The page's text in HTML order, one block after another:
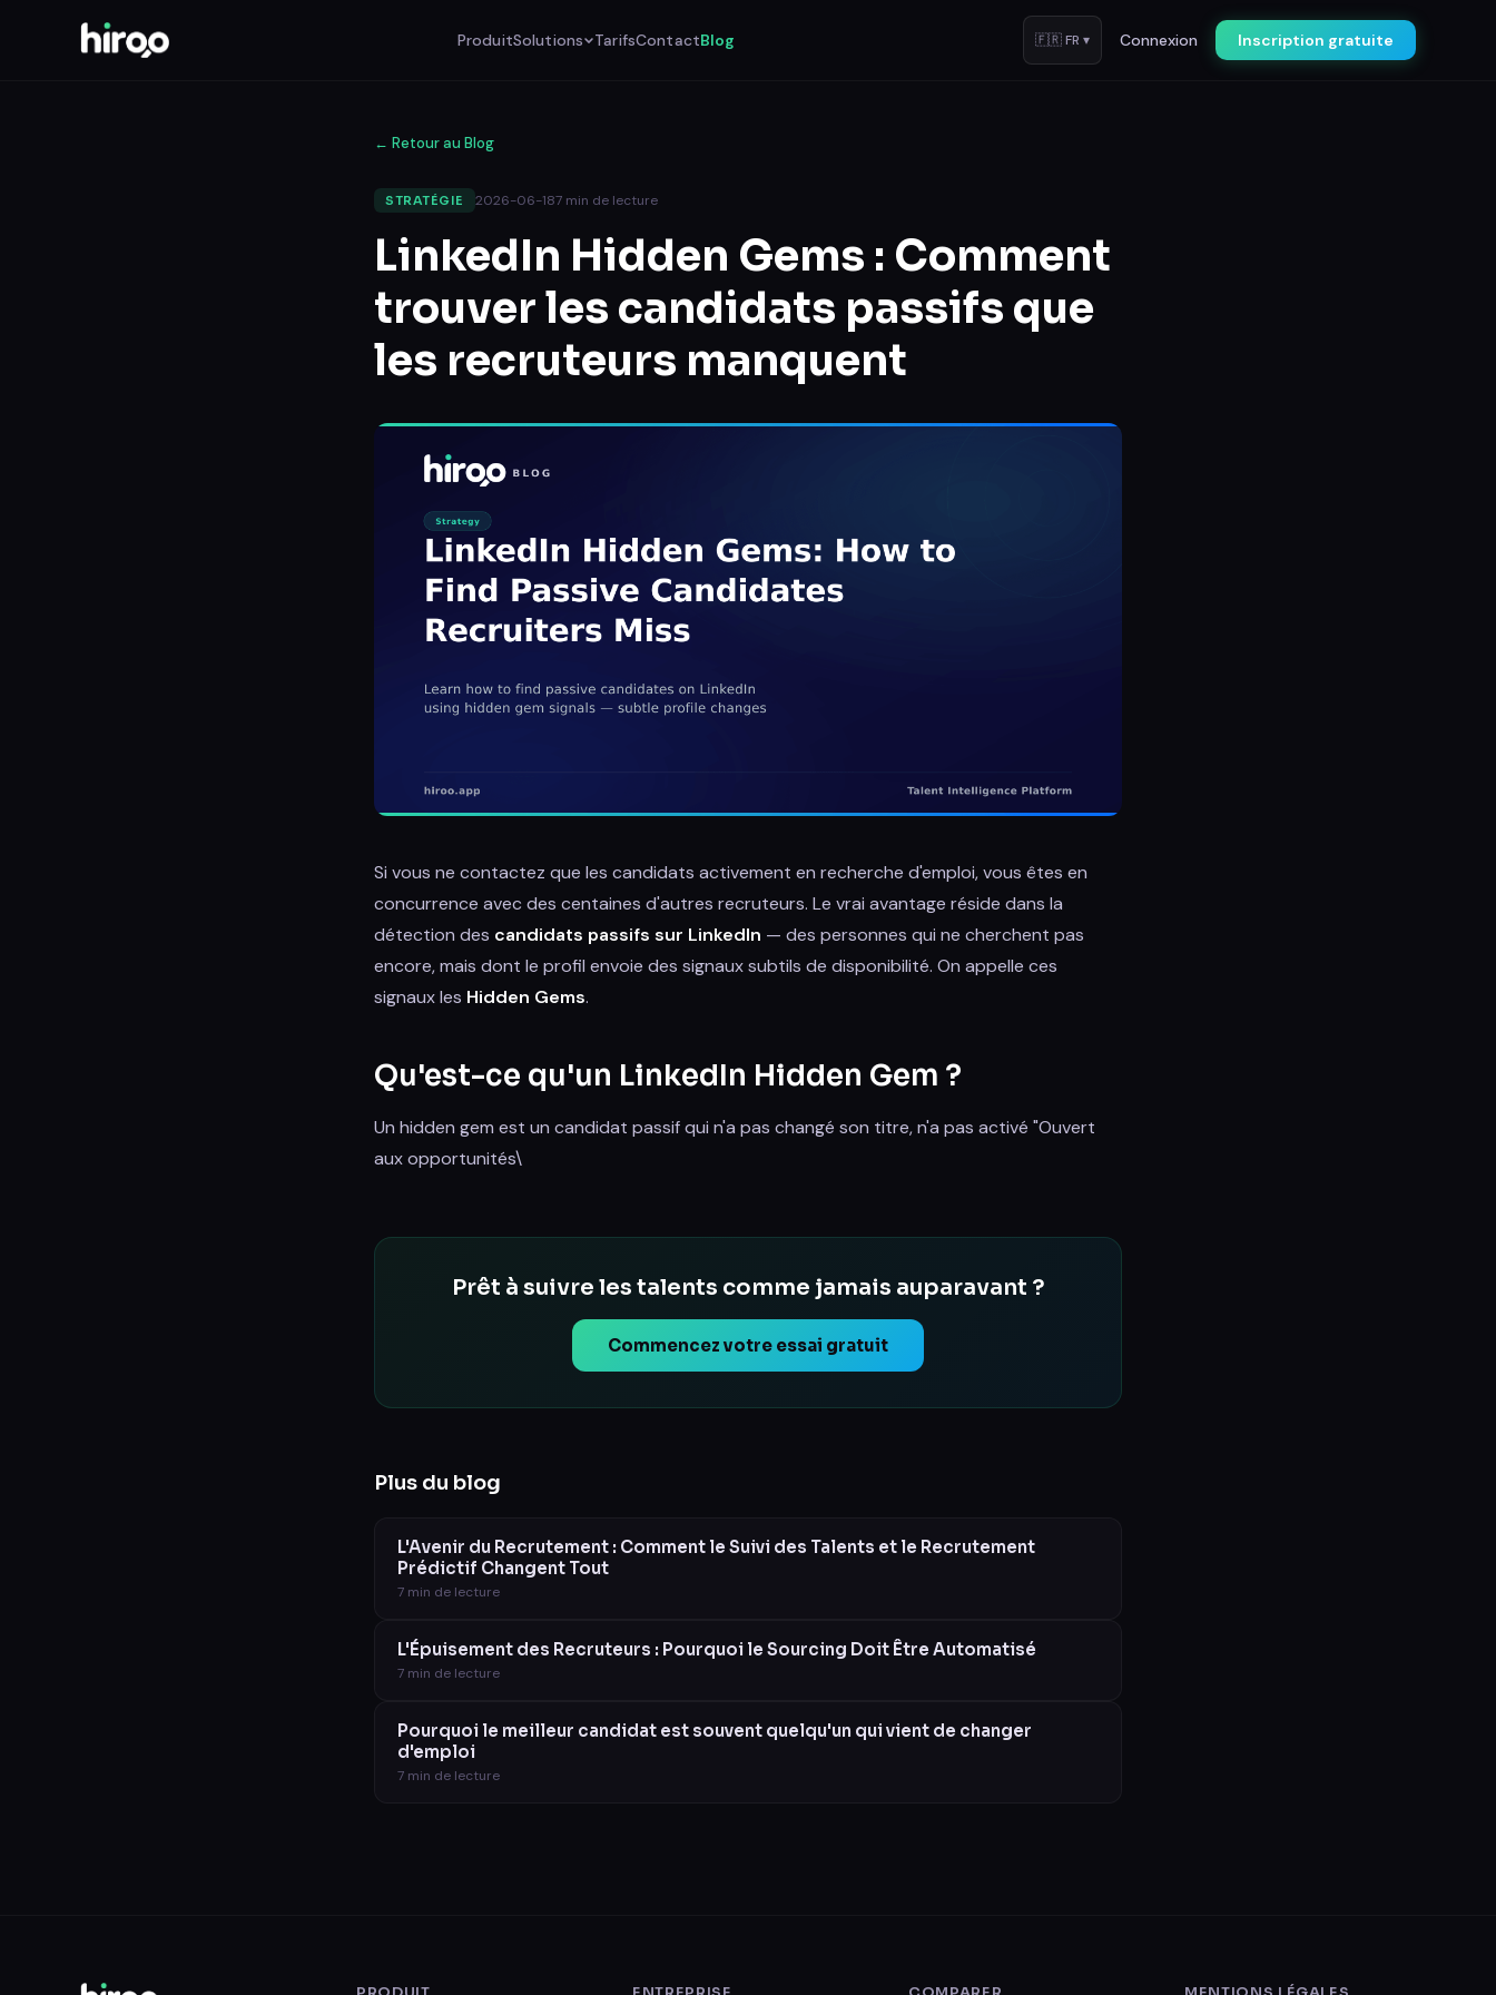
ProduitSolutions TarifsContactBlog 🇫🇷FR ▾ Connexion Inscription gratuite
← Retour au Blog
STRATÉGIE 2026-06-187 min de lecture
LinkedIn Hidden Gems : Comment
trouver les candidats passifs que
les recruteurs manquent
Si vous ne contactez que les candidats activement en recherche d'emploi, vous êtes en
concurrence avec des centaines d'autres recruteurs. Le vrai avantage réside dans la
détection des candidats passifs sur LinkedIn — des personnes qui ne cherchent pas
encore, mais dont le profil envoie des signaux subtils de disponibilité. On appelle ces
signaux les Hidden Gems.
Qu'est-ce qu'un LinkedIn Hidden Gem ?
Un hidden gem est un candidat passif qui n'a pas changé son titre, n'a pas activé "Ouvert
aux opportunités\
Prêt à suivre les talents comme jamais auparavant ?
Commencez votre essai gratuit
Plus du blog
L'Avenir du Recrutement : Comment le Suivi des Talents et le Recrutement
Prédictif Changent Tout
7 min de lecture
L'Épuisement des Recruteurs : Pourquoi le Sourcing Doit Être Automatisé
7 min de lecture
Pourquoi le meilleur candidat est souvent quelqu'un qui vient de changer
d'emploi
7 min de lecture